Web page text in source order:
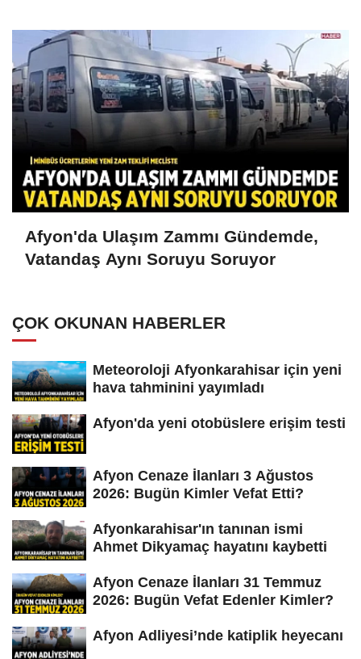
Afyon'da Ulaşım Zammı Gündemde,
Vatandaş Aynı Soruyu Soruyor
ÇOK OKUNAN HABERLER
Meteoroloji Afyonkarahisar için yeni
hava tahminini yayımladı
Afyon'da yeni otobüslere erişim testi
Afyon Cenaze İlanları 3 Ağustos
2026: Bugün Kimler Vefat Etti?
Afyonkarahisar'ın tanınan ismi
Ahmet Dikyamaç hayatını kaybetti
Afyon Cenaze İlanları 31 Temmuz
2026: Bugün Vefat Edenler Kimler?
Afyon Adliyesi’nde katiplik heyecanı